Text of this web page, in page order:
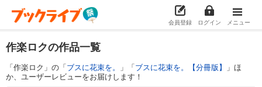
会員登録 ログイン メニュー
作楽ロクの作品一覧
「作楽ロク」の「ブスに花束を。 」「ブスに花束を。【分冊版】
」ほ
か、ユーザーレビューをお届けします！